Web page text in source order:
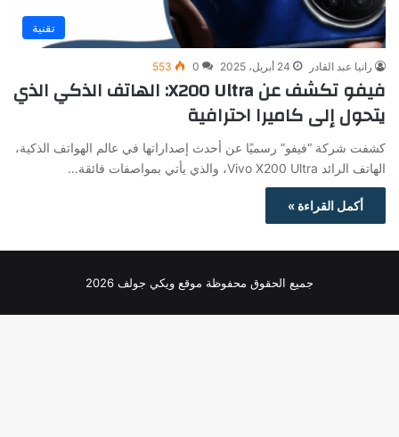
تقنية
رانيا عبد القادر 24 أبريل، 2025 0
553
فيفو تكشف عن X200 Ultra: الهاتف الذكي الذي
يتحول إلى كاميرا احترافية
كشفت شركة “فيفو” رسميًا عن أحدث إصداراتها في عالم الهواتف الذكية،
الهاتف الرائد Vivo X200 Ultra، والذي يأتي بمواصفات فائقة…
أكمل القراءة »
جميع الحقوق محفوظة موقع ويكي جولف 2026